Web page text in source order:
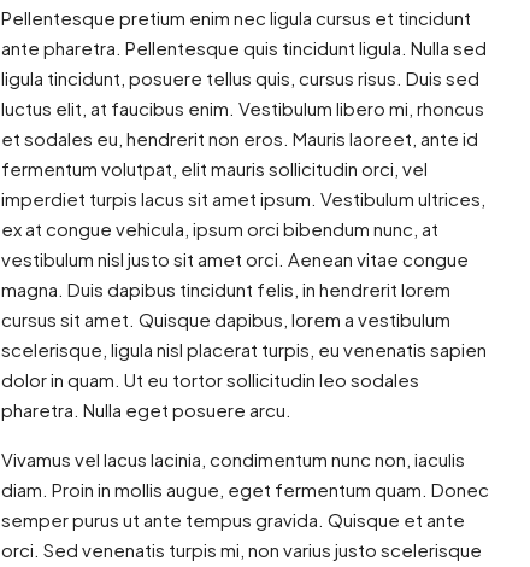
Pellentesque pretium enim nec ligula cursus et tincidunt
ante pharetra. Pellentesque quis tincidunt ligula. Nulla sed
ligula tincidunt, posuere tellus quis, cursus risus. Duis sed
luctus elit, at faucibus enim. Vestibulum libero mi, rhoncus
et sodales eu, hendrerit non eros. Mauris laoreet, ante id
fermentum volutpat, elit mauris sollicitudin orci, vel
imperdiet turpis lacus sit amet ipsum. Vestibulum ultrices,
ex at congue vehicula, ipsum orci bibendum nunc, at
vestibulum nisl justo sit amet orci. Aenean vitae congue
magna. Duis dapibus tincidunt felis, in hendrerit lorem
cursus sit amet. Quisque dapibus, lorem a vestibulum
scelerisque, ligula nisl placerat turpis, eu venenatis sapien
dolor in quam. Ut eu tortor sollicitudin leo sodales
pharetra. Nulla eget posuere arcu.
Vivamus vel lacus lacinia, condimentum nunc non, iaculis
diam. Proin in mollis augue, eget fermentum quam. Donec
semper purus ut ante tempus gravida. Quisque et ante
orci. Sed venenatis turpis mi, non varius justo scelerisque